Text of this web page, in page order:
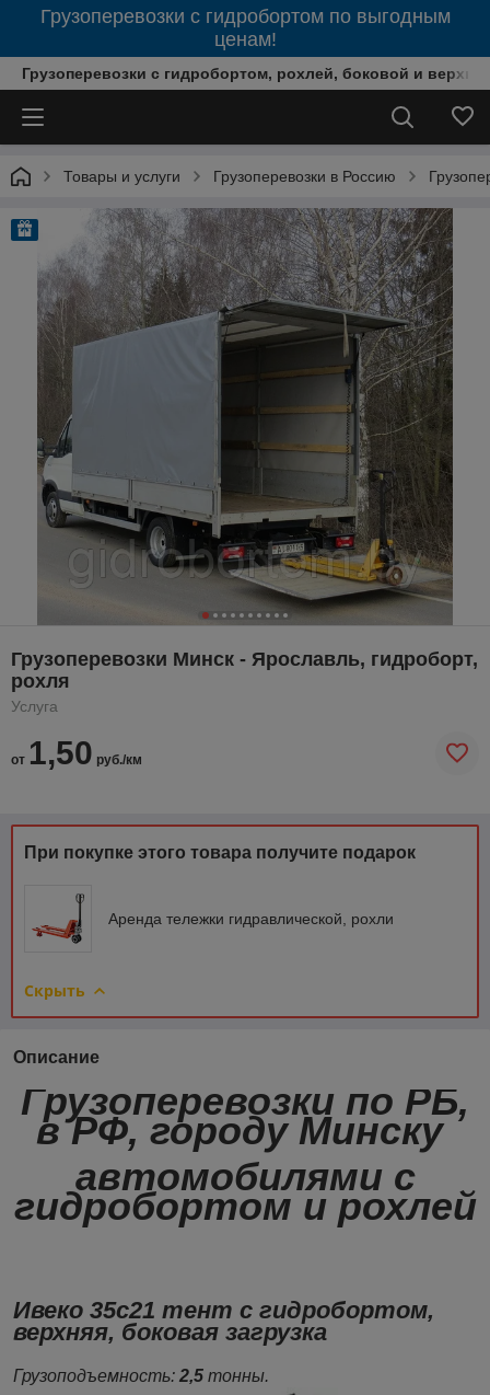
Грузоперевозки с гидробортом по выгодным
ценам!
Грузоперевозки с гидробортом, рохлей, боковой и
Товары и услуги Грузоперевозки в Россию
Грузоперевозки Минск - Ярославль, гидроборт,
рохля
Услуга
от 1,50 руб./км
При покупке этого товара получите подарок
Аренда тележки гидравлической, рохли
Скрыть
Описание
Грузоперевозки по РБ,
в РФ, городу Минску
автомобилями с
гидробортом и рохлей
Ивеко 35с21 тент с гидробортом,
верхняя, боковая загрузка
Грузоподъемность: 2,5 тонны.